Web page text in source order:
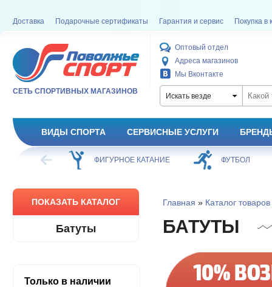
Доставка Подарочные сертификаты Гарантия и сервис Покупка в
СЕТЬ СПОРТИВНЫХ МАГАЗИНОВ
Оптовый отдел
Адреса магазинов
Мы Вконтакте
Искать везде
ВИДЫ СПОРТА СЕРВИСНЫЕ УСЛУГИ
ХОККЕЙ ФИГУРНОЕ КАТАНИЕ ФУТБОЛ
ПОКАЗАТЬ КАТАЛОГ
Батуты
Только в наличии
Главная » Каталог товаров
БАТУТЫ